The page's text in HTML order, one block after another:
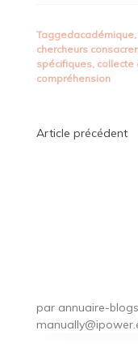
Taggedacadémique,
chercheurs
spécifiques, collecte
compréhension
Article précédent
par annuaire-blogs